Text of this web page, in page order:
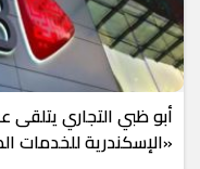
أبو ظبي التجاري
«الإسكندرية للخدمات